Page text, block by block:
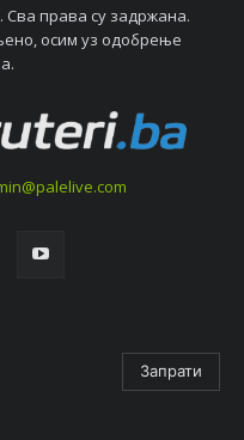
Сва права су задржана.
осим уз одобрeњe
Запрати